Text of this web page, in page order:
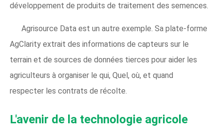
développement de produits de traitement des semences.
Agrisource Data est un autre exemple. Sa plate-forme
AgClarity extrait des informations de capteurs sur le
terrain et de sources de données tierces pour aider les
agriculteurs à organiser le qui, Quel, où, et quand
respecter les contrats de récolte.
L'avenir de la technologie agricole